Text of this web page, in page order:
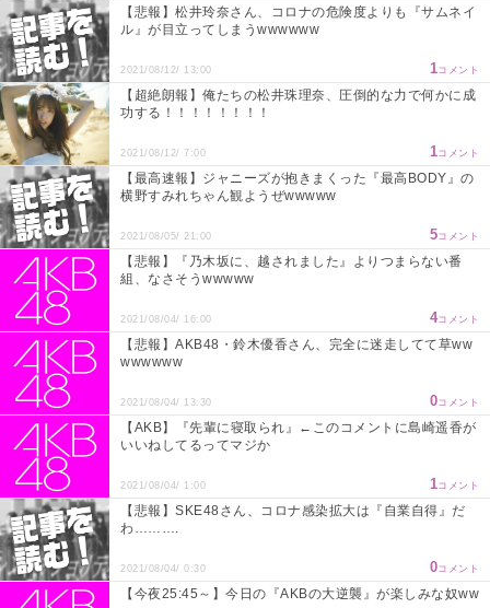
【悲報】松井玲奈さん、コロナの危険度よりも『サムネイ
ル』が目立ってしまうwwwwww
2021/08/12/ 13:00 1コメント
【超絶朗報】俺たちの松井珠理奈、圧倒的な力で何かに成
功する！！！！！！！！
2021/08/12/ 7:00 1コメント
【最高速報】ジャニーズが抱きまくった『最高BODY』の
横野すみれちゃん観ようぜwwwww
2021/08/05/ 21:00 5コメント
【悲報】『乃木坂に、越されました』よりつまらない番
組、なさそうwwwww
2021/08/04/ 16:00 4コメント
【悲報】AKB48・鈴木優香さん、完全に迷走してて草ww
wwwwww
2021/08/04/ 13:30 0コメント
【AKB】『先輩に寝取られ』←このコメントに島崎遥香が
いいねしてるってマジか
2021/08/04/ 1:00 1コメント
【悲報】SKE48さん、コロナ感染拡大は『自業自得』だ
わ……….
2021/08/04/ 0:30 0コメント
【今夜25:45～】今日の『AKBの大逆襲』が楽しみな奴ww